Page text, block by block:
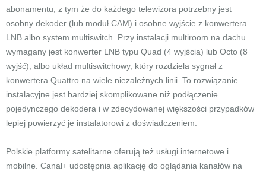
abonamentu, z tym że do każdego telewizora potrzebny jest
osobny dekoder (lub moduł CAM) i osobne wyjście z konwertera
LNB albo system multiswitch. Przy instalacji multiroom na dachu
wymagany jest konwerter LNB typu Quad (4 wyjścia) lub Octo (8
wyjść), albo układ multiswitchowy, który rozdziela sygnał z
konwertera Quattro na wiele niezależnych linii. To rozwiązanie
instalacyjne jest bardziej skomplikowane niż podłączenie
pojedynczego dekodera i w zdecydowanej większości przypadków
lepiej powierzyć je instalatorowi z doświadczeniem.
Polskie platformy satelitarne oferują też usługi internetowe i
mobilne. Canal+ udostępnia aplikację do oglądania kanałów na